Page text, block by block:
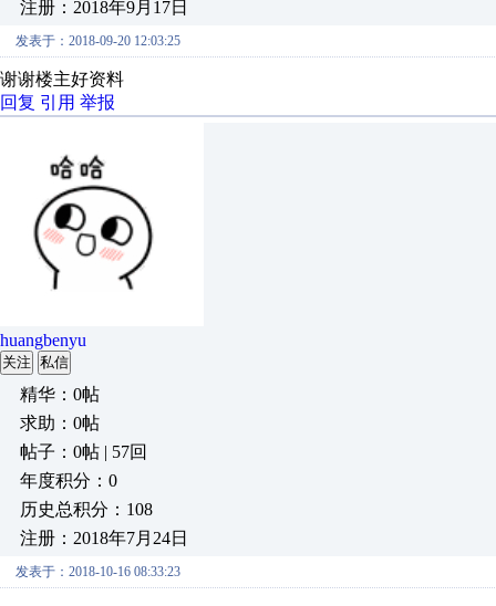
注册：2018年9月17日
发表于：2018-09-20 12:03:25
谢谢楼主好资料
回复 引用 举报
huangbenyu
关注 私信
精华：0帖
求助：0帖
帖子：0帖 | 57回
年度积分：0
历史总积分：108
注册：2018年7月24日
发表于：2018-10-16 08:33:23